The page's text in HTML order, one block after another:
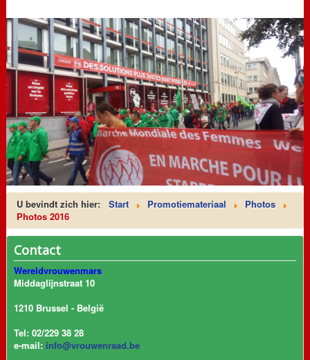
U bevindt zich hier: Start Promotiemateriaal
Photos
Photos 2016
Contact
Wereldvrouwenmars
Middaglijnstraat 10
1210 Brussel - België
Tel: 02/229 38 28
e-mail: info@vrouwenraad.be